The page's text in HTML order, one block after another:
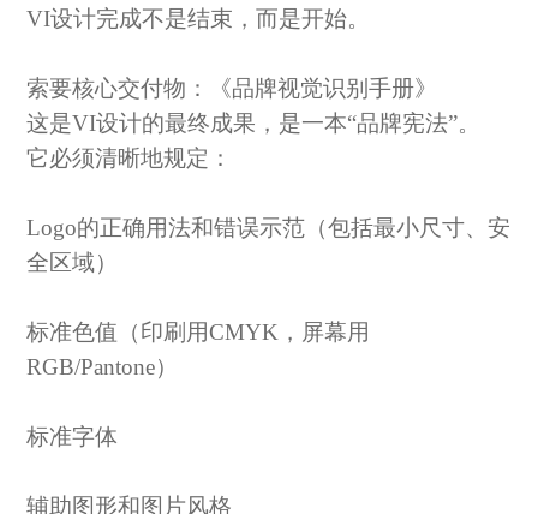
VI设计完成不是结束，而是开始。
索要核心交付物：《品牌视觉识别手册》
这是VI设计的最终成果，是一本“品牌宪法”。
它必须清晰地规定：
Logo的正确用法和错误示范（包括最小尺寸、安
全区域）
标准色值（印刷用CMYK，屏幕用
RGB/Pantone）
标准字体
辅助图形和图片风格